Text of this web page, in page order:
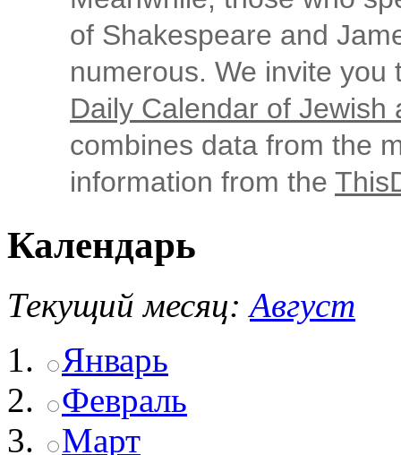
of Shakespeare and
numerous. We invite
Daily Calendar of Jewish
combines data from the
information from the
Календарь
Текущий месяц: Август
Январь
Февраль
Март